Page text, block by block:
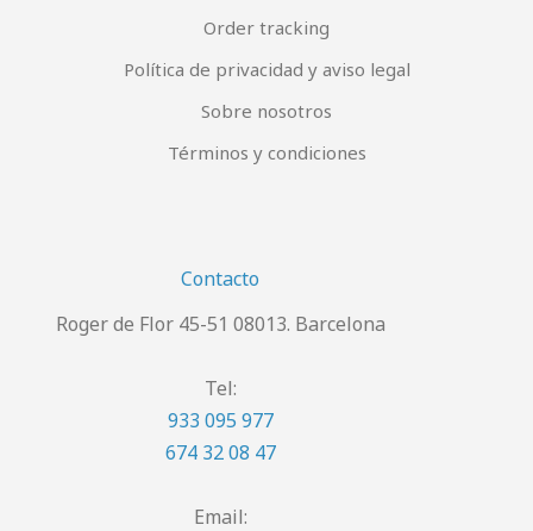
Order tracking
Política de privacidad y aviso legal
Sobre nosotros
Términos y condiciones
Contacto
Roger de Flor 45-51 08013. Barcelona
Tel:
933 095 977
674 32 08 47
Email: